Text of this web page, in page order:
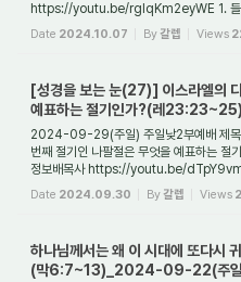
https://youtu.be/rglqKm2eyWE 1. 들
시간으로 저녁 7시, 이란이 자...
Date 2024.10.07 By갈렙 Views
[성경을 보는 눈(27)] 이스라엘의
예표하는 절기인가?(레
2024-09-29(주일) 주일낮2부예배 제목
번째 절기인 나팔절은 무엇을 예표하는
정보배목사 https://youtu.be/
과연 언제 다시 오실까? ...
Date 2024.09.30 By갈렙 Views
하나님께서는 왜 이 시대에 또다시
(막6:7~13)_2024-09-22(주